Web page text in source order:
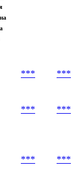
*** ***
*** ***
*** ***